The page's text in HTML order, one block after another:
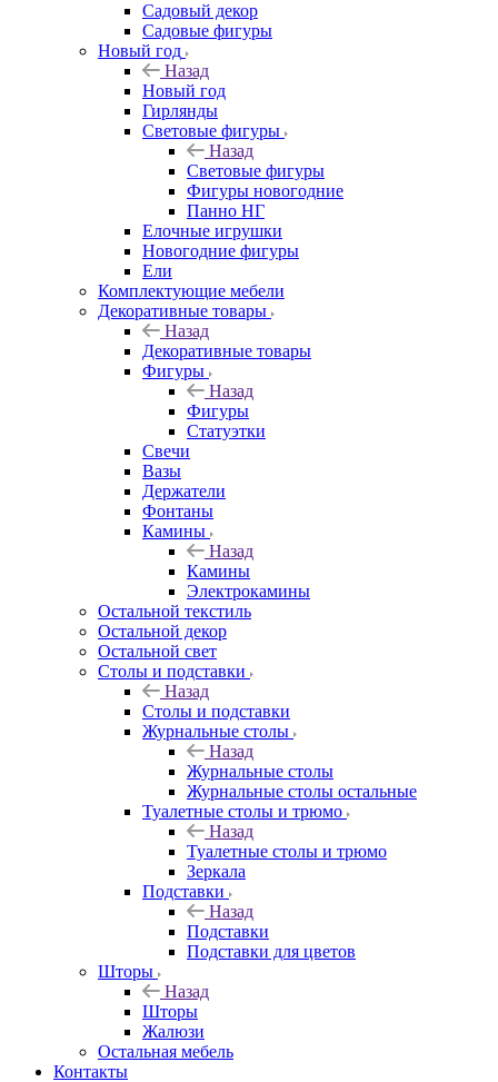
Садовый декор
Садовые фигуры
Новый год
Назад
Новый год
Гирлянды
Световые фигуры
Назад
Световые фигуры
Фигуры новогодние
Панно НГ
Елочные игрушки
Новогодние фигуры
Ели
Комплектующие мебели
Декоративные товары
Назад
Декоративные товары
Фигуры
Назад
Фигуры
Статуэтки
Свечи
Вазы
Держатели
Фонтаны
Камины
Назад
Камины
Электрокамины
Остальной текстиль
Остальной декор
Остальной свет
Столы и подставки
Назад
Столы и подставки
Журнальные столы
Назад
Журнальные столы
Журнальные столы остальные
Туалетные столы и трюмо
Назад
Туалетные столы и трюмо
Зеркала
Подставки
Назад
Подставки
Подставки для цветов
Шторы
Назад
Шторы
Жалюзи
Остальная мебель
Контакты